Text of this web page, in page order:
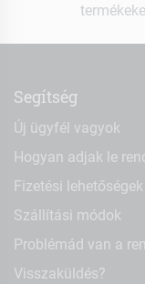
Segítség
Új ügyfél vagyok
Hogyan adjak le
Fizetési lehetőségek
Szállítási módok
Problémád van a
Visszaküldés?